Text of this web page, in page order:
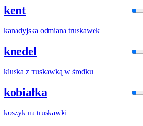
kent
kanadyjska odmiana truskawek
knedel
kluska z truskawką w środku
kobiałka
koszyk na truskawki